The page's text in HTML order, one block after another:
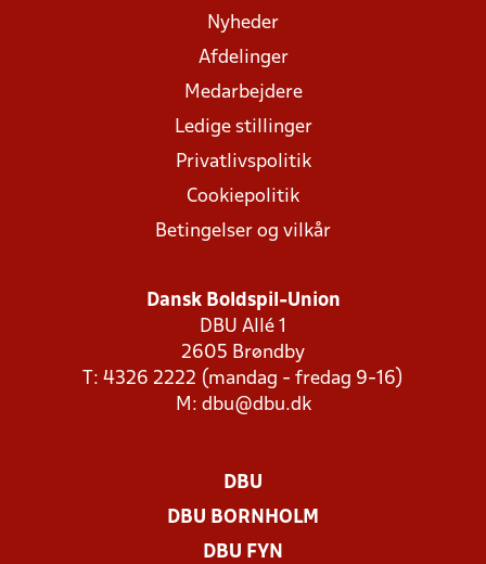
Nyheder
Afdelinger
Medarbejdere
Ledige stillinger
Privatlivspolitik
Cookiepolitik
Betingelser og vilkår
Dansk Boldspil-Union
DBU Allé 1
2605 Brøndby
T: 4326 2222 (mandag - fredag 9-16)
M: dbu@dbu.dk
DBU
DBU BORNHOLM
DBU FYN